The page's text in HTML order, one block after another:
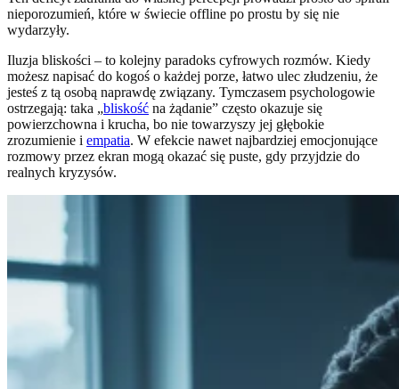
nieporozumień, które w świecie offline po prostu by się nie
wydarzyły.
Iluzja bliskości – to kolejny paradoks cyfrowych rozmów. Kiedy
możesz napisać do kogoś o każdej porze, łatwo ulec złudzeniu, że
jesteś z tą osobą naprawdę związany. Tymczasem psychologowie
ostrzegają: taka „bliskość na żądanie” często okazuje się
powierzchowna i krucha, bo nie towarzyszy jej głębokie
zrozumienie i empatia. W efekcie nawet najbardziej emocjonujące
rozmowy przez ekran mogą okazać się puste, gdy przyjdzie do
realnych kryzysów.